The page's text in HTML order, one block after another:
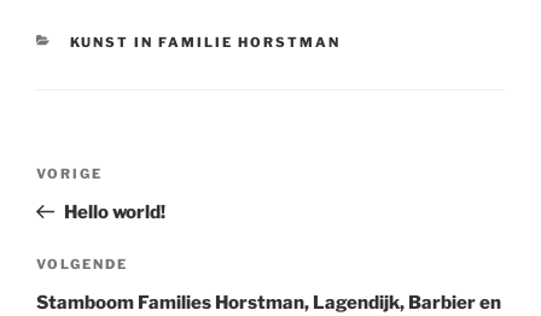
CATEGORIEËN
KUNST IN FAMILIE HORSTMAN
Vorig
bericht
VORIGE
Hello world!
Volgend
bericht
VOLGENDE
Stamboom Families Horstman, Lagendijk, Barbier en